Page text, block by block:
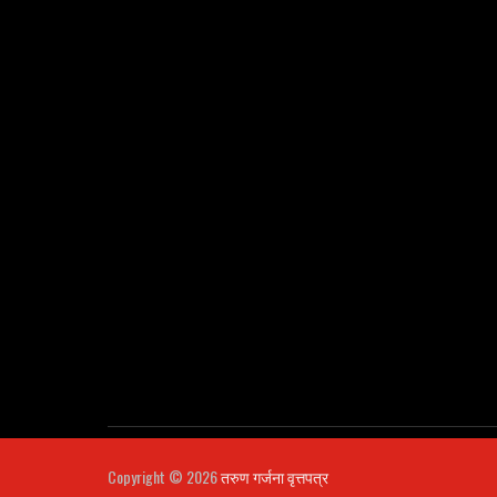
Copyright © 2026तरुण गर्जना वृत्तपत्र